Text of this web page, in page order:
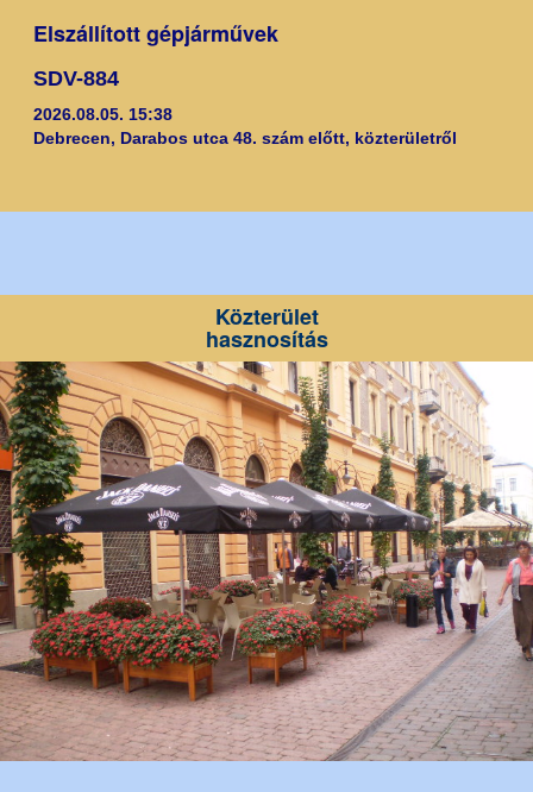
Elszállított gépjárművek
SDV-884
2026.08.05. 15:38
Debrecen, Darabos utca 48. szám előtt, közterületről
Közterület
hasznosítás